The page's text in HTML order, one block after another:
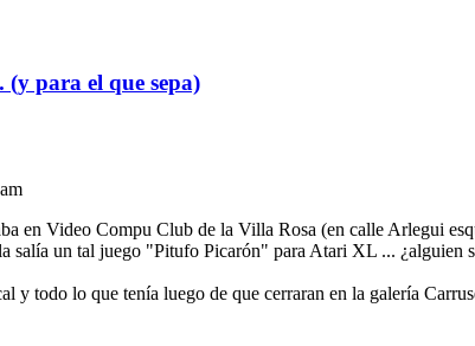
para el que sepa)
en Video Compu Club de la Villa Rosa (en calle Arlegui
salía un tal juego "Pitufo Picarón" para Atari XL ... ¿alguien
y todo lo que tenía luego de que cerraran en la galería